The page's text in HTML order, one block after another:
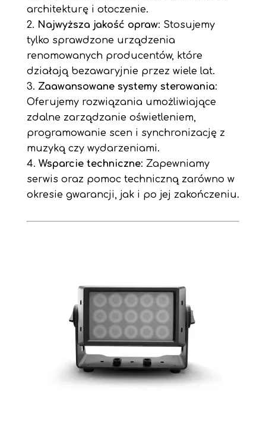
architekturę i otoczenie.
Najwyższa jakość opraw: Stosujemy
tylko sprawdzone urządzenia
renomowanych producentów, które
działają bezawaryjnie przez wiele lat.
Zaawansowane systemy sterowania:
Oferujemy rozwiązania umożliwiające
zdalne zarządzanie oświetleniem,
programowanie scen i synchronizację z
muzyką czy wydarzeniami.
Wsparcie techniczne: Zapewniamy
serwis oraz pomoc techniczną zarówno w
okresie gwarancji, jak i po jej zakończeniu.